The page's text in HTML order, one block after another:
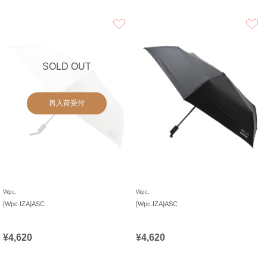
SOLD OUT
再入荷受付
Wpc.
[Wpc.IZA]ASC
¥4,620
Wpc.
[Wpc.IZA]ASC
¥4,620